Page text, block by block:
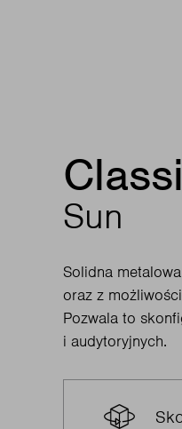
Sun
Solidna
oraz z
Pozwala to
i audytoryjnych.